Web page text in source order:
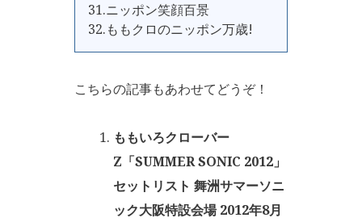
31.ニッポン笑顔百景
32.ももクロのニッポン万歳!
こちらの記事もあわせてどうぞ！
ももいろクローバー
Z「SUMMER SONIC 2012」
セットリスト 舞洲サマーソニ
ック大阪特設会場 2012年8月